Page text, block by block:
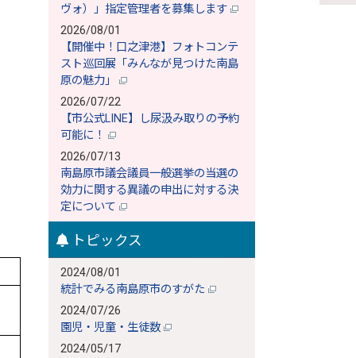
ヴォ）」指定管理者を募集します
2026/08/01
【開催中！口之津港】フォトコンテ
スト巡回展「みんなが見つけた南島
原の魅力」
2026/07/22
【市公式LINE】し尿汲み取りの予約
可能に！
2026/07/13
南島原市議会議員一般選挙の当選の
効力に関する異議の申出に対する決
定について
トピックス
2024/08/01
統計でみる南島原市のすがた
2024/07/26
園児・児童・生徒数
2024/05/17